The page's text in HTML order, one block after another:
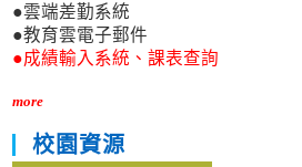
●雲端差勤系統
●教育雲電子郵件
●成績輸入系統、課表查詢
more
校園資源